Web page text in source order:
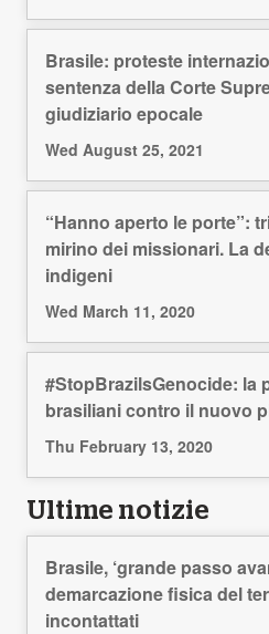
Brasile: proteste
sentenza della Corte
giudiziario epocale
Wed August 25, 2021
“Hanno aperto le porte”:
mirino dei missionari. La
indigeni
Wed March 11, 2020
#StopBrazilsGenocide: la
brasiliani contro il nuovo
Thu February 13, 2020
Ultime notizie
Brasile, ‘grande passo
demarcazione fisica del
incontattati